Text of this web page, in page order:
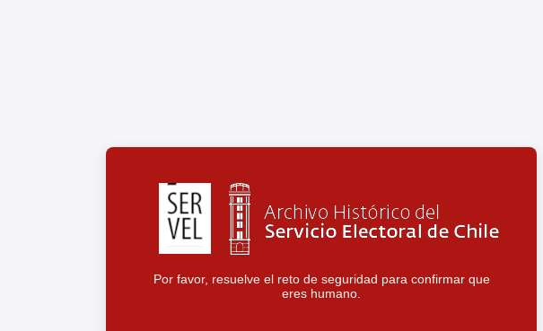
Por favor, resuelve el reto de seguridad para confirmar que
eres humano.